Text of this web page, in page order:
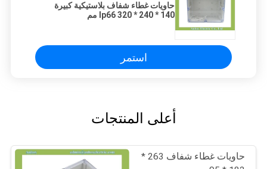
حاويات غطاء شفاف بلاستيكية كبيرة
Ip66 320 * 240 * 140 مم
استمر
أعلى المنتجات
حاويات غطاء شفاف 263 *